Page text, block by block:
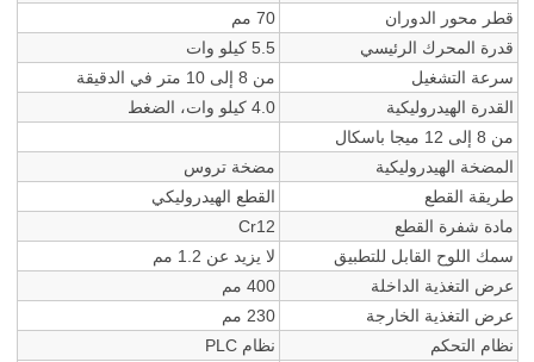
قطر محور الدوران
70 مم
قدرة المحرك الرئيسي
5.5 كيلو وات
سرعة التشغيل
من 8 إلى 10 متر في الدقيقة
القدرة الهيدروليكية
4.0 كيلو وات، الضغط
من 8 إلى 12 ميجا باسكال
المضخة الهيدروليكية
مضخة تروس
طريقة القطع
القطع الهيدروليكي
مادة شفرة القطع
Cr12
سمك اللوح القابل للتطبيق
لا يزيد عن 1.2 مم
عرض التغذية الداخلة
400 مم
عرض التغذية الخارجة
230 مم
نظام التحكم
نظام PLC